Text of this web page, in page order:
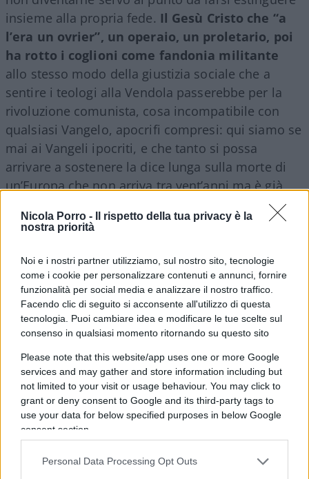
Nicola Porro -
Il rispetto della tua privacy è la
nostra priorità
Noi e i nostri partner utilizziamo, sul nostro sito, tecnologie
come i cookie per personalizzare contenuti e annunci, fornire
funzionalità per social media e analizzare il nostro traffico.
Facendo clic di seguito si acconsente all'utilizzo di questa
tecnologia. Puoi cambiare idea e modificare le tue scelte sul
consenso in qualsiasi momento ritornando su questo sito
Please note that this website/app uses one or more Google
services and may gather and store information including but
not limited to your visit or usage behaviour. You may click to
grant or deny consent to Google and its third-party tags to
use your data for below specified purposes in below Google
consent section.
Personal Data Processing Opt Outs
insieme alla propria fede. Il Gesù Cristo che “a
l’era un ovrier”, un operaio, un proletario, poi
ha rotto i coglioni come fandonia militante
allo stesso modo della giustizia sociale che a
sentire i teologi alla Vendola passerebbe per la
rivoluzione comunista, cosa incompatibile con
qualsiasi Vangelo, apocrifi compresi: qui siamo se
mai ai Vangeli ipocriti, e che tanto si possa
arrivare a sostenere la dice lunga sulla morte di
un’Europa che non arriva tra vent’anni ma è già
vecchia di vent’anni; a dirlo non sono tanto, in
modo tranchant e magari piatto, i Trump e i Musk
vaticane come Robert Sarah: “Un albero, se gli
tagli le radici, muore e l’Europa è quell’albero”.E
denuncia l’immigrazione selvaggia e suicida
pratiche demoniache dell’utero in affitto e delle
sessualità a pendola, oggi qui domani là.
Morto, il grande albero europeo, non solo a
misura religiosa quanto nella sua tradizione
cristiana e cattolica, in una dimensione dunque
scomparire trascinandosi nell’abisso la grande